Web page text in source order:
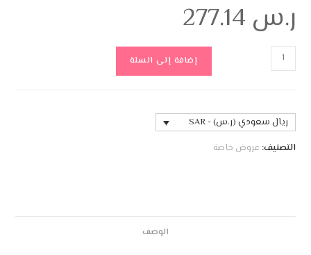
ر.س
إضافة إلى السلة
ريال سعودي (ر.س) - SAR
التصنيف: عروض خاصة
الوصف